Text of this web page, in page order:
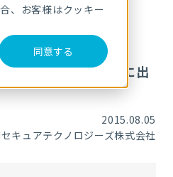
、お客様はクッキー
同意する
Hat USA 2015」に出
2015.08.05
キュアテクノロジーズ株式会社